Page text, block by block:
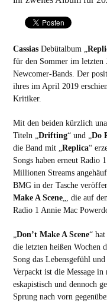
CassiasDebütalbum „
für den Sommer im letzten
Newcomer-Bands. Der
ihres im April 2019
Kritiker.
Mit den beiden kürzlich
Titeln „ Drifting“ und „ Do
die Band mit „ Replica“
Songs haben erneut Radio
Millionen Streams
BMG in der Tasche
Make A Scene„, die auf
Radio 1 Annie Mac
Don’t Make A Scene“
die letzten heißen Wochen
Song das Lebensgefühl
Verpackt ist die Message
eskapistisch und dennoch
Sprung nach vorn